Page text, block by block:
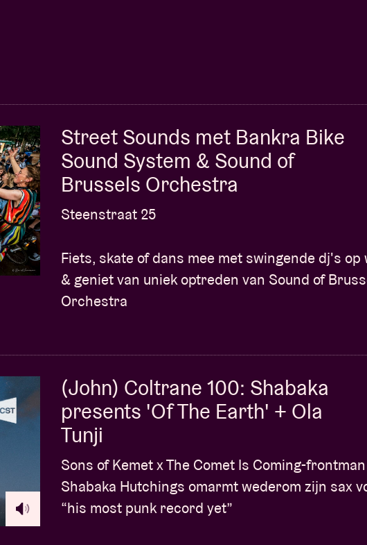
Street Sounds met Bankra Bike
Sound System & Sound of
Brussels Orchestra
Steenstraat 25
Fiets, skate of dans mee met swingende dj's op
& geniet van uniek optreden van Sound of
Orchestra
(John) Coltrane 100: Shabaka
presents 'Of The Earth' + Ola
Tunji
Sons of Kemet x The Comet Is Coming-frontman
Shabaka Hutchings omarmt wederom zijn sax
“his most punk record yet”